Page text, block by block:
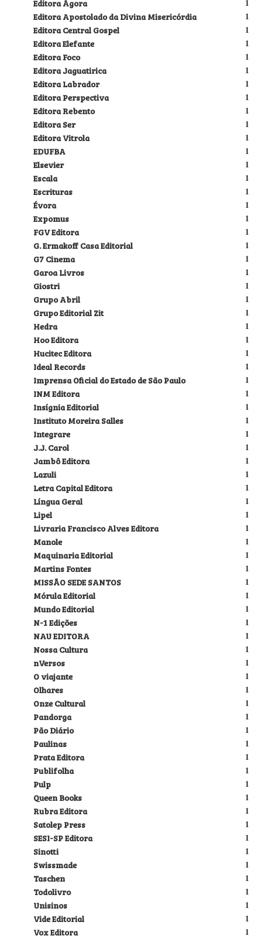
1
Editora Ágora
1
Editora Apostolado da Divina Misericórdia
1
Editora Central Gospel
1
Editora Elefante
1
Editora Foco
1
Editora Jaguatirica
1
Editora Labrador
1
Editora Perspectiva
1
Editora Rebento
1
Editora Ser
1
Editora Vitrola
1
EDUFBA
1
Elsevier
1
Escala
1
Escrituras
1
Évora
1
Expomus
1
FGV Editora
1
G. Ermakoff Casa Editorial
1
G7 Cinema
1
Garoa Livros
1
Giostri
1
Grupo Abril
1
Grupo Editorial Zit
1
Hedra
1
Hoo Editora
1
Hucitec Editora
1
Ideal Records
1
Imprensa Oficial do Estado de São Paulo
1
INM Editora
1
Insígnia Editorial
1
Instituto Moreira Salles
1
Integrare
1
J.J. Carol
1
Jambô Editora
1
Lazuli
1
Letra Capital Editora
1
Língua Geral
1
Lipel
1
Livraria Francisco Alves Editora
1
Manole
1
Maquinaria Editorial
1
Martins Fontes
1
MISSÃO SEDE SANTOS
1
Mórula Editorial
1
Mundo Editorial
1
N-1 Edições
1
NAU EDITORA
1
Nossa Cultura
1
nVersos
1
O viajante
1
Olhares
1
Onze Cultural
1
Pandorga
1
Pão Diário
1
Paulinas
1
Prata Editora
1
Publifolha
1
Pulp
1
Queen Books
1
Rubra Editora
1
Satolep Press
1
SESI-SP Editora
1
Sinotti
1
Swissmade
1
Taschen
1
Todolivro
1
Unisinos
1
Vide Editorial
1
Vox Editora